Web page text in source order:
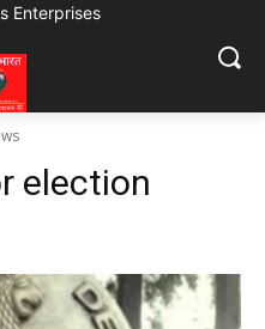
Enterprises
election